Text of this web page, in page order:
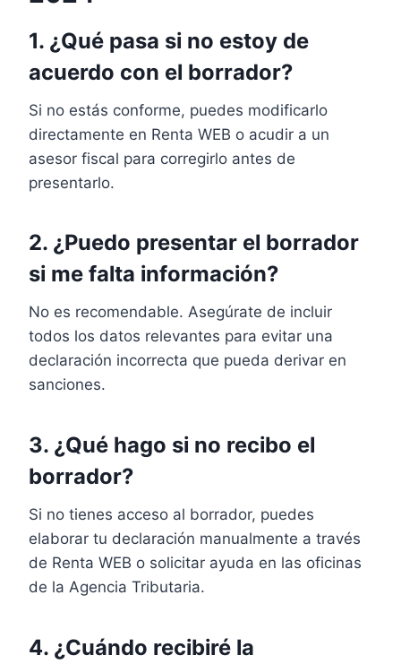
1. ¿Qué pasa si no estoy de
acuerdo con el borrador?
Si no estás conforme, puedes modificarlo
directamente en Renta WEB o acudir a un
asesor fiscal para corregirlo antes de
presentarlo.
2. ¿Puedo presentar el borrador
si me falta información?
No es recomendable. Asegúrate de incluir
todos los datos relevantes para evitar una
declaración incorrecta que pueda derivar en
sanciones.
3. ¿Qué hago si no recibo el
borrador?
Si no tienes acceso al borrador, puedes
elaborar tu declaración manualmente a través
de Renta WEB o solicitar ayuda en las oficinas
de la Agencia Tributaria.
4. ¿Cuándo recibiré la